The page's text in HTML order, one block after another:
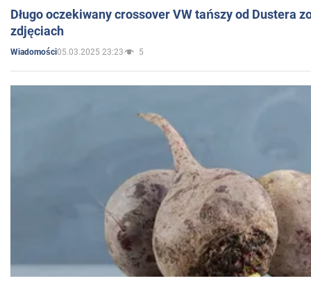
Długo oczekiwany crossover VW tańszy od Dustera
zdjęciach
Wiadomości05.03.2025 23:23 5